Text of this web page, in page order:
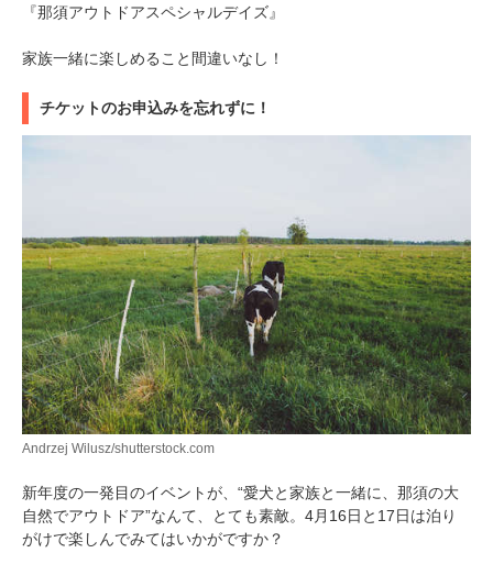
『那須アウトドアスペシャルデイズ』
家族一緒に楽しめること間違いなし！
チケットのお申込みを忘れずに！
Andrzej Wilusz/shutterstock.com
新年度の一発目のイベントが、“愛犬と家族と一緒に、那須の大
自然でアウトドア”なんて、とても素敵。4月16日と17日は泊り
がけで楽しんでみてはいかがですか？